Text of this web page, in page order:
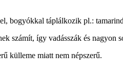
bogyókkal táplálkozik pl.:
számít, így vadásszák és nagyon
külleme miatt nem népszerű.